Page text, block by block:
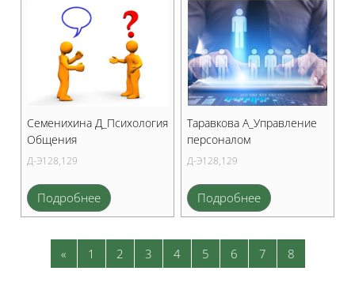
Семенихина Д_Психология
Общения
Д-Э128,129
Подробнее
Таравкова А_Управление
персоналом
Д-Э128,129
Подробнее
«Предыдущая страница
1 Страница 1
2 Страница 2
3Страница 3
4Страница 4
5Страница 5
6Страница 6
7Страница 7
8Страница